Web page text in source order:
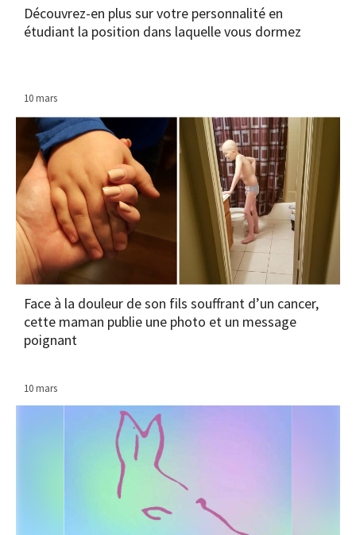
Découvrez-en plus sur votre personnalité en
étudiant la position dans laquelle vous dormez
10 mars
Face à la douleur de son fils souffrant d’un cancer,
cette maman publie une photo et un message
poignant
10 mars